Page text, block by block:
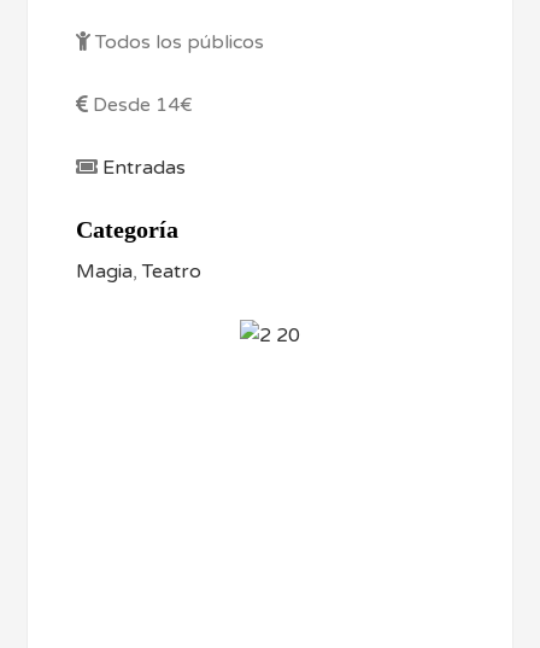
Todos los públicos
Desde 14€
Entradas
Categoría
Magia,Teatro